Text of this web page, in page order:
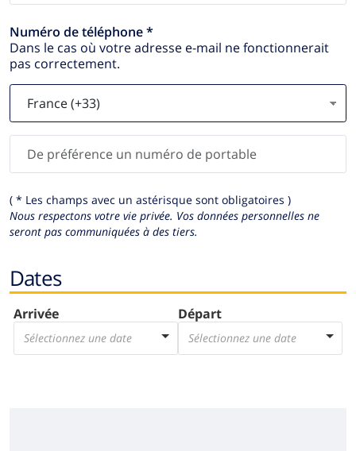
Numéro de téléphone *
Dans le cas où votre adresse e-mail ne fonctionnerait
pas correctement.
( * Les champs avec un astérisque sont obligatoires )
Nous respectons votre vie privée. Vos données personnelles ne
seront pas communiquées à des tiers.
Dates
Arrivée
Sélectionnez une date
Départ
Sélectionnez une date